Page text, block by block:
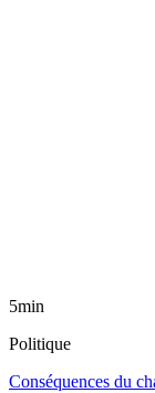
5min
Politique
Conséquences du